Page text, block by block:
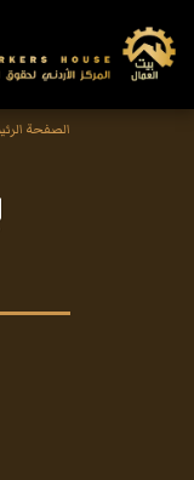
الصفحة